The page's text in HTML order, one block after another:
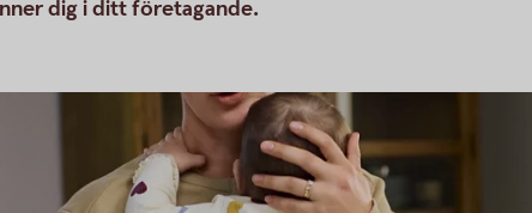
dig i ditt företagande.